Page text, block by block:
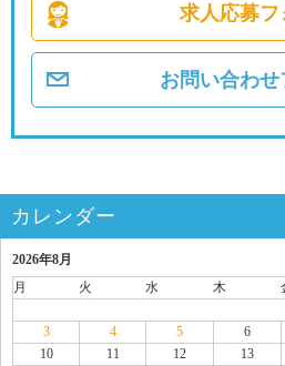
求人応募フ
お問い合わせ
カレンダー
2026年8月
月
火 水 木
3
4 5 6
10
11 12 13